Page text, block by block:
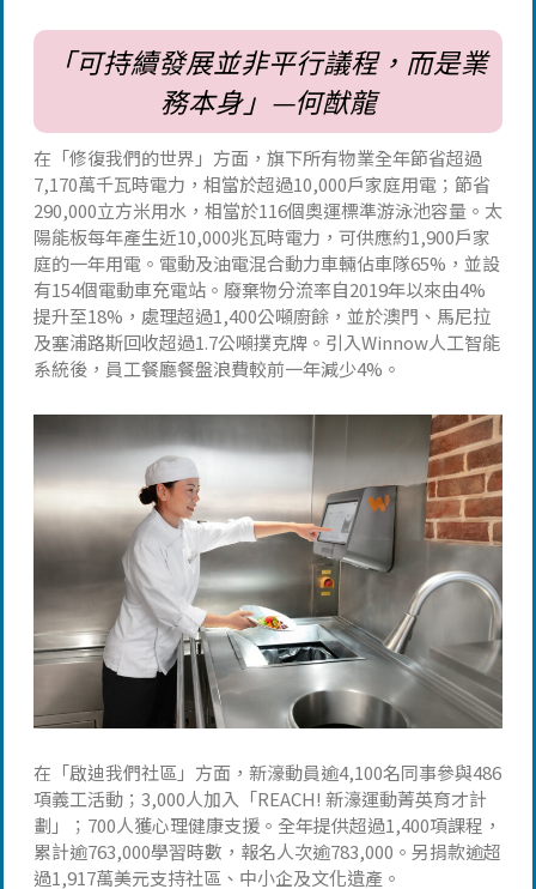
「可持續發展並非平行議程，而是業
務本身」—何猷龍
在「修復我們的世界」方面，旗下所有物業全年節省超過
7,170萬千瓦時電力，相當於超過10,000戶家庭用電；節省
290,000立方米用水，相當於116個奧運標準游泳池容量。太
陽能板每年產生近10,000兆瓦時電力，可供應約1,900戶家
庭的一年用電。電動及油電混合動力車輛佔車隊65%，並設
有154個電動車充電站。廢棄物分流率自2019年以來由4%
提升至18%，處理超過1,400公噸廚餘，並於澳門、馬尼拉
及塞浦路斯回收超過1.7公噸撲克牌。引入Winnow人工智能
系統後，員工餐廳餐盤浪費較前一年減少4%。
在「啟迪我們社區」方面，新濠動員逾4,100名同事參與486
項義工活動；3,000人加入「REACH! 新濠運動菁英育才計
劃」；700人獲心理健康支援。全年提供超過1,400項課程，
累計逾763,000學習時數，報名人次逾783,000。另捐款逾超
過1,917萬美元支持社區、中小企及文化遺產。